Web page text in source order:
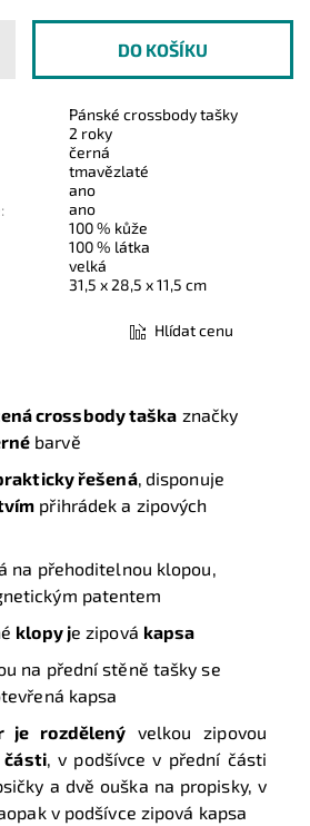
Pánské crossbody tašky
2 roky
černá
tmavězlaté
ano
ano
100 % kůže
100 % látka
velká
31,5 x 28,5 x 11,5 cm
Hlídat cenu
crossbody taška značky
barvě
řešená, disponuje
přihrádek a zipových
na přehoditelnou klopou,
patentem
klopy je zipová kapsa
na přední stěně tašky se
kapsa
je rozdělený velkou zipovou
části, v podšívce v přední části
a dvě ouška na propisky, v
v podšívce zipová kapsa